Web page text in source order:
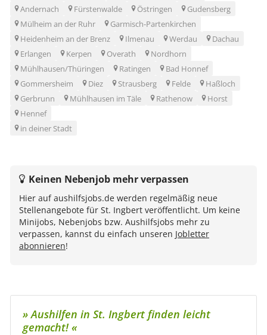
Andernach
Fürstenwalde Östringen
Gudensberg
Mülheim an der Ruhr
Garmisch-Partenkirchen
Heidenheim an der Brenz
Ilmenau Werdau
Dachau
Erlangen
Kerpen Overath
Nordhorn
Mühlhausen/Thüringen
Ratingen
Bad Honnef
Gommersheim
Diez Strausberg Felde
Haßloch
Gerbrunn
Mühlhausen im Täle Rathenow
Horst
Hennef
in deiner Stadt
Keinen Nebenjob mehr verpassen
Hier auf aushilfsjobs.de werden regelmäßig neue
Stellenangebote für St. Ingbert veröffentlicht. Um keine
Minijobs, Nebenjobs bzw. Aushilfsjobs mehr zu
verpassen, kannst du einfach unseren Jobletter
abonnieren!
» Aushilfen in St. Ingbert finden leicht
gemacht! «